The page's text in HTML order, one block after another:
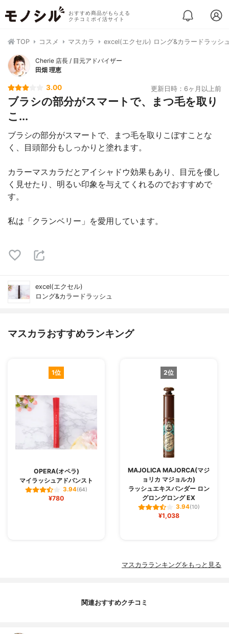
おすすめ商品がもらえる
クチコミポイ活サイト
TOP コスメ マスカラ excel(エクセル) ロング&カラードラッシ
Cherie 店長 / 目元アドバイザー
田畑 理恵
3.00 更新日時：6ヶ月以上前
ブラシの部分がスマートで、まつ毛を取り
こ...
ブラシの部分がスマートで、まつ毛を取りこぼすことな
く、目頭部分もしっかりと塗れます。
カラーマスカラだとアイシャドウ効果もあり、目元を優し
く見せたり、明るい印象を与えてくれるのでおすすめで
す。
私は「クランベリー」を愛用しています。
excel(エクセル)
ロング&カラードラッシュ
マスカラおすすめランキング
1位
OPERA(オペラ)
マイラッシュアドバンスト
3.94(64)
¥780
2位
MAJOLICA MAJORCA(マジ
ョリカ マジョルカ)
ラッシュエキスパンダー ロン
グロングロング EX
3.94(10)
¥1,038
マスカラランキングをもっと見る
関連おすすめクチコミ